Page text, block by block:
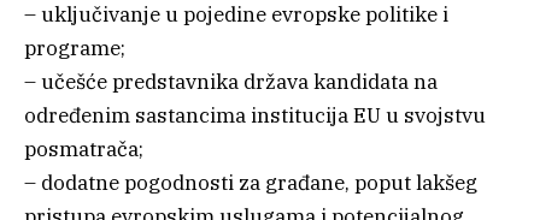
– uključivanje u pojedine evropske politike i
programe;
– učešće predstavnika država kandidata na
određenim sastancima institucija EU u svojstvu
posmatrača;
– dodatne pogodnosti za građane, poput lakšeg